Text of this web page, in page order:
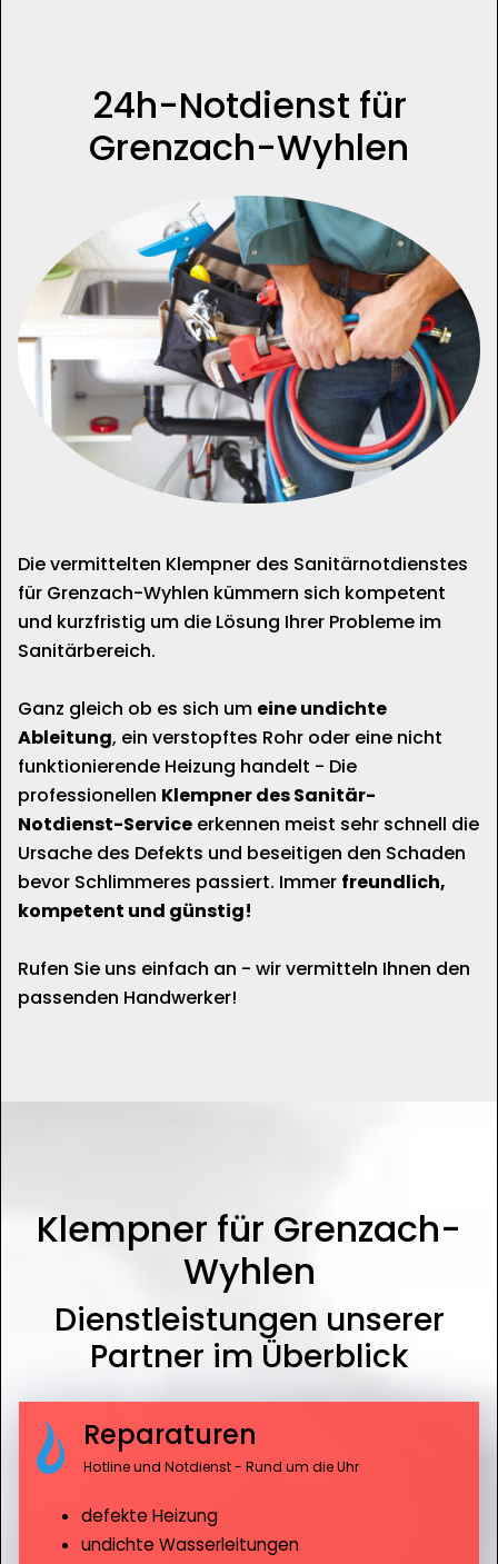
24h-Notdienst für
Grenzach-Wyhlen
Die vermittelten Klempner des Sanitärnotdienstes
für Grenzach-Wyhlen kümmern sich kompetent
und kurzfristig um die Lösung Ihrer Probleme im
Sanitärbereich.
Ganz gleich ob es sich um eine undichte
Ableitung, ein verstopftes Rohr oder eine nicht
funktionierende Heizung handelt - Die
professionellen Klempner des Sanitär-
Notdienst-Service erkennen meist sehr schnell die
Ursache des Defekts und beseitigen den Schaden
bevor Schlimmeres passiert. Immer freundlich,
kompetent und günstig!
Rufen Sie uns einfach an - wir vermitteln Ihnen den
passenden Handwerker!
Klempner für Grenzach-
Wyhlen
Dienstleistungen unserer
Partner im Überblick
Reparaturen
Hotline und Notdienst - Rund um die Uhr
defekte Heizung
undichte Wasserleitungen